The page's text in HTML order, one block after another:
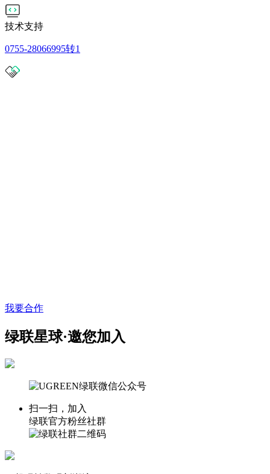
技术支持
0755-28066995转1
我要合作
绿联星球·邀您加入
扫一扫，加入
绿联官方粉丝社群